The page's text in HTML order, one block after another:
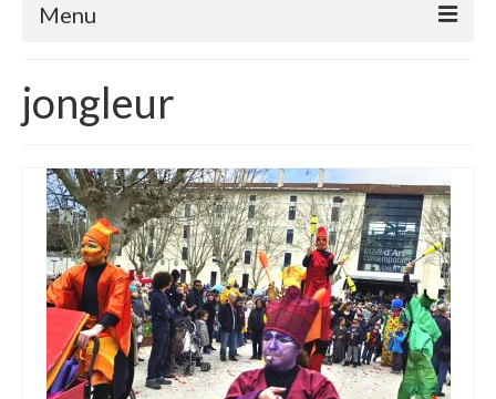
Menu
Les Chromatix, spécial Carnaval
Professionnels/Event managers
Les Danseuses Bulles
jongleur